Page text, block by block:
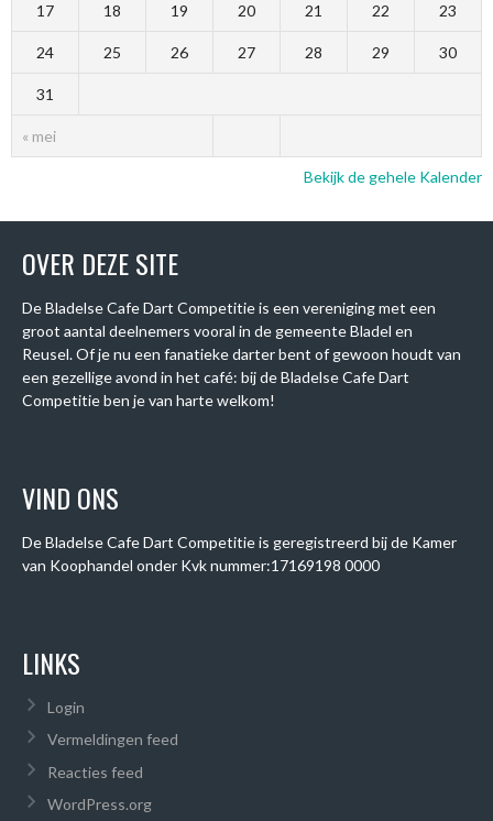
« mei
17 18 19 20 21 22 23
24 25 26 27 28 29 30
31
Bekijk de gehele Kalender
OVER DEZE SITE
De Bladelse Cafe Dart Competitie is een vereniging met een
groot aantal deelnemers vooral in de gemeente Bladel en
Reusel. Of je nu een fanatieke darter bent of gewoon houdt van
een gezellige avond in het café: bij de Bladelse Cafe Dart
Competitie ben je van harte welkom!
VIND ONS
De Bladelse Cafe Dart Competitie is geregistreerd bij de Kamer
van Koophandel onder Kvk nummer:17169198 0000
LINKS
Login
Vermeldingen feed
Reacties feed
WordPress.org